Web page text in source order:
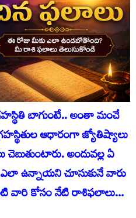
బాగుంటే.. అంతా మంచే
ఆధారంగా జ్యోతిష్యాలు
అందువ‌ల్ల ఏ
ఉన్నాయ‌ని చూసుకునే వారు
వారి కోసం నేటి రాశిఫ‌లాలు…